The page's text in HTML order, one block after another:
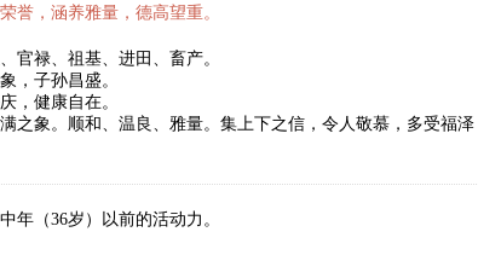
誉，涵养雅量，德高望重。
官禄、祖基、进田、畜产。
，子孙昌盛。
，健康自在。
之象。顺和、温良、雅量。集上下之信，令人敬慕，多受福
年（36岁）以前的活动力。